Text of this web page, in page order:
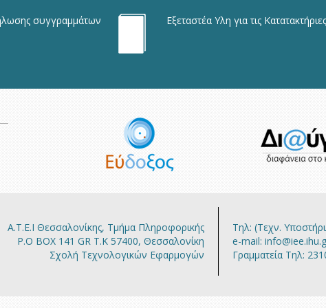
συγγραμμάτων Εξεταστέα Υλη για τις Κατατακτήριες
Α.Τ.Ε.Ι Θεσσαλονίκης, Τμήμα Πληροφορικής
P.O BOX 141 GR Τ.Κ 57400, Θεσσαλονίκη
Σχολή Τεχνολογικών Εφαρμογών
Τηλ: (Τεχν.
e-mail:
Γραμματεία Τηλ: